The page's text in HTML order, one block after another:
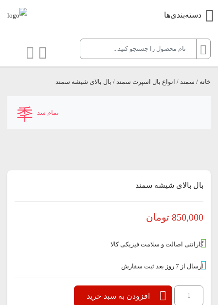
دسته‌بندی‌ها
خانه / سمند / انواع بال اسپرت سمند / بال بالای شیشه سمند
تمام شد
بال بالای شیشه سمند
850,000 تومان
گارانتی اصالت و سلامت فیزیکی کالا
ارسال از 7 روز بعد ثبت سفارش
افزودن به سبد خرید